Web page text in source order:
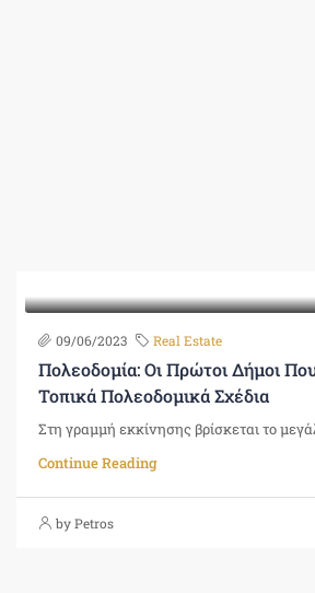
09/06/2023 Real Estate
Πολεοδομία: Οι Πρώτοι Δήμοι
Τοπικά Πολεοδομικά Σχέδια
Στη γραμμή εκκίνησης βρίσκεται το
Continue Reading
by Petros